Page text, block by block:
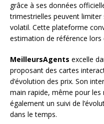
grâce à ses données
trimestrielles peuvent
volatil. Cette plateforme
estimation de référence lors
MeilleursAgents excelle
proposant des cartes
d’évolution des prix. Son
main rapide, même pour les
également un suivi de
dans le temps.